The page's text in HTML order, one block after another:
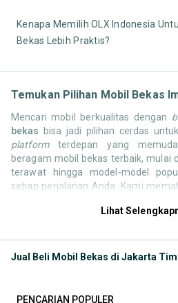
Kenapa Memilih OLX Indonesia
Bekas Lebih Praktis?
Temukan Pilihan Mobil Bekas
Mencari mobil berkualitas dengan
bekas bisa jadi pilihan cerdas
platformterdepan yang
beragam mobil bekas terbaik, mulai
terawat hingga model-model
setiap perjalanan Anda. Kami
ribuan daftar dari penjual
dengan gaya hidup, kebutuhan, dan
Memilih mobil bekas yang tepat
Lihat
Jual Beli Mobil Bekas di Jakarta
PENCARIAN POPULER